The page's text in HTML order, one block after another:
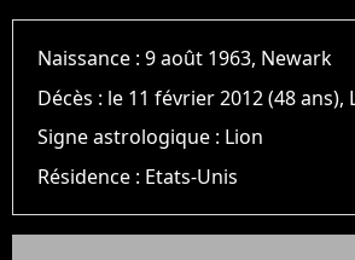
Naissance :9 août 1963, Newark
Décès : le 11 février 2012 (48 ans),
Signe astrologique : Lion
Résidence : Etats-Unis